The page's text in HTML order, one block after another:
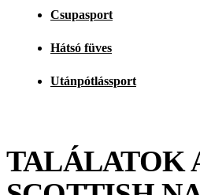
Csupasport
Hátsó füves
Utánpótlássport
TALÁLATOK